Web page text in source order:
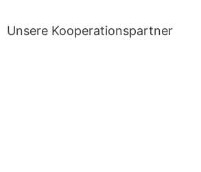
Unsere Kooperationspartner